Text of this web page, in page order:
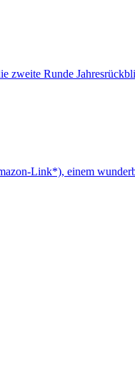
zweite Runde
Link*), einem